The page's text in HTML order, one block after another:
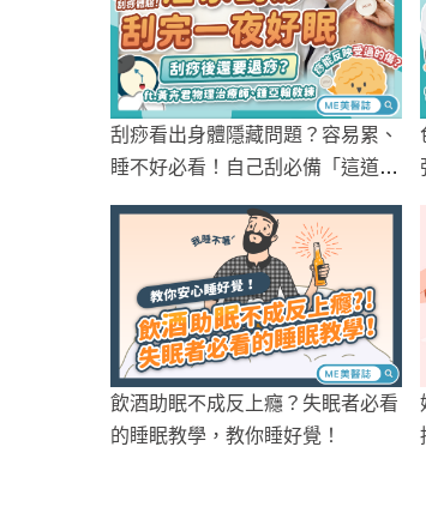
刮痧看出身體隱藏問題？容易累、
睡不好必看！自己刮必備「這道
飲酒助眠不成反上癮？失眠者必看
的睡眠教學，教你睡好覺！